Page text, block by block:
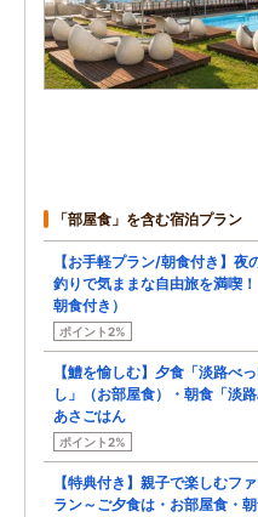
「部屋食」を含む宿泊プラン
【お手軽プラン/朝食付き】夜
釣りで気ままな自由旅を満喫
朝食付き）
ポイント2%
【鱧を愉しむ】夕食「淡路べ
し」（お部屋食）・朝食「淡路
あさごはん
ポイント2%
【特典付き】親子で楽しむフ
ラン～ご夕食は・お部屋食・